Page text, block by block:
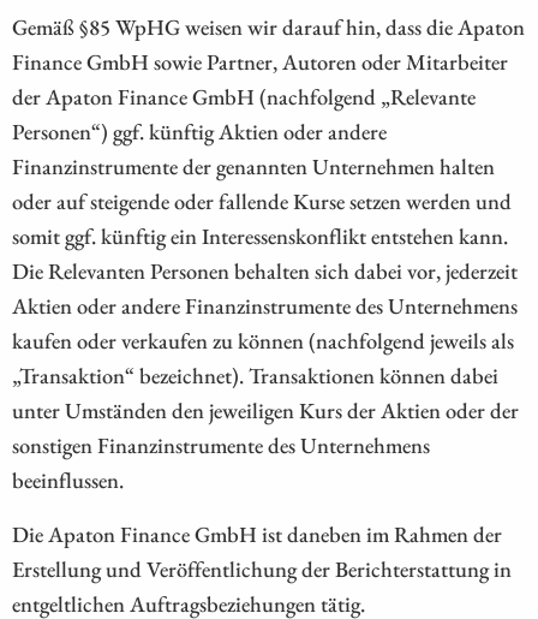
Gemäß §85 WpHG weisen wir darauf hin, dass die Apaton
Finance GmbH sowie Partner, Autoren oder Mitarbeiter
der Apaton Finance GmbH (nachfolgend „Relevante
Personen“) ggf. künftig Aktien oder andere
Finanzinstrumente der genannten Unternehmen halten
oder auf steigende oder fallende Kurse setzen werden und
somit ggf. künftig ein Interessenskonflikt entstehen kann.
Die Relevanten Personen behalten sich dabei vor, jederzeit
Aktien oder andere Finanzinstrumente des Unternehmens
kaufen oder verkaufen zu können (nachfolgend jeweils als
„Transaktion“ bezeichnet). Transaktionen können dabei
unter Umständen den jeweiligen Kurs der Aktien oder der
sonstigen Finanzinstrumente des Unternehmens
beeinflussen.
Die Apaton Finance GmbH ist daneben im Rahmen der
Erstellung und Veröffentlichung der Berichterstattung in
entgeltlichen Auftragsbeziehungen tätig.